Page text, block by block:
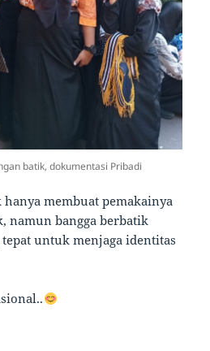
batik, dokumentasi Pribadi
membuat pemakainya
namun bangga berbatik
tepat untuk menjaga identitas